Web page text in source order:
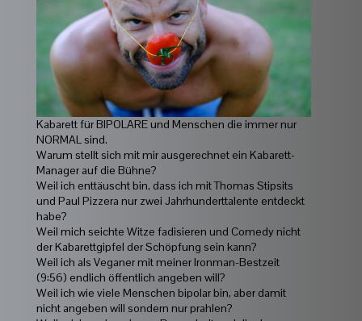
Kabarett für BIPOLARE und Menschen die immer nur
NORMAL sind.
Warum stellt sich mit mir ausgerechnet ein Kabarett-
Manager auf die Bühne?
Weil ich enttäuscht bin, dass ich mit Thomas Stipsits
und Paul Pizzera nur zwei Jahrhunderttalente entdeckt
habe?
Weil mich seichte Witze fadisieren und Comedy nicht
der Kabarettgipfel der Schöpfung sein kann?
Weil ich als Veganer mit meiner Ironman-Bestzeit
(9:56) endlich öffentlich angeben will?
Weil ich wie viele Menschen bipolar bin, aber damit
nicht angeben will sondern nur prahlen?